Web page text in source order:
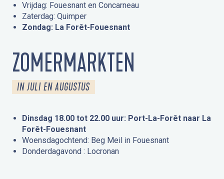
Vrijdag: Fouesnant en Concarneau
Zaterdag: Quimper
Zondag: La Forêt-Fouesnant
ZOMERMARKTEN
IN JULI EN AUGUSTUS
Dinsdag 18.00 tot 22.00 uur: Port-La-Forêt naar La
Forêt-Fouesnant
Woensdagochtend: Beg Meil in Fouesnant
Donderdagavond : Locronan